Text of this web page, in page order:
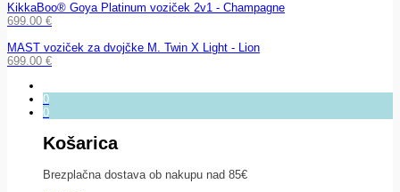
KikkaBoo® Goya Platinum voziček 2v1 - Champagne
699.00 €
MAST voziček za dvojčke M. Twin X Light - Lion
699.00 €
0
0
Košarica
Brezplačna dostava ob nakupu nad 85€